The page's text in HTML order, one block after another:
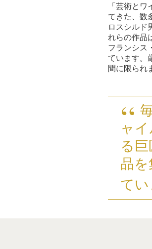
「芸術と
てきた、数
ロスシルド
れらの作品
フランシス
ています。
間に限られ
ャ
る
品
てい